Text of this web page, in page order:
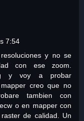
7:54
y no se
con ese zoom.
y voy a probar
creo que no
tambien con
o en mapper con
de calidad. Un